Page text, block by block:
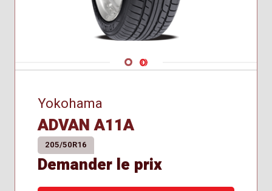
Navigate 1
Navigate 2
Yokohama
ADVAN A11A
205/50R16
Demander le prix